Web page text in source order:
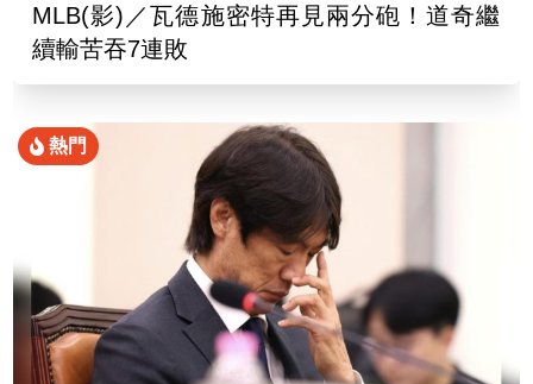
MLB(影)／瓦德施密特再見兩分砲！道奇繼
續輸苦吞7連敗
熱門